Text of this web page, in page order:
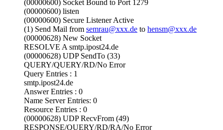
(00000600) Socket Bound to Port 1279
(00000600) listen
(00000600) Secure Listener Active
(1) Send Mail from semrau@xxx.de to hensm@xxx.de
(00000628) New Socket
RESOLVE A smtp.ipost24.de
(00000628) UDP SendTo (33)
QUERY/QUERY/RD/No Error
Query Entries : 1
smtp.ipost24.de
Answer Entries : 0
Name Server Entries: 0
Resource Entries : 0
(00000628) UDP RecvFrom (49)
RESPONSE/QUERY/RD/RA/No Error